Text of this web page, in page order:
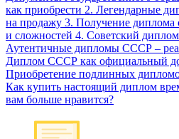
как приобрести 2. Легендарные
на продажу 3. Получение
и сложностей 4. Советский
Аутентичные дипломы СССР –
Диплом СССР как официальный
Приобретение подлинных
Как купить настоящий диплом
вам больше нравится?